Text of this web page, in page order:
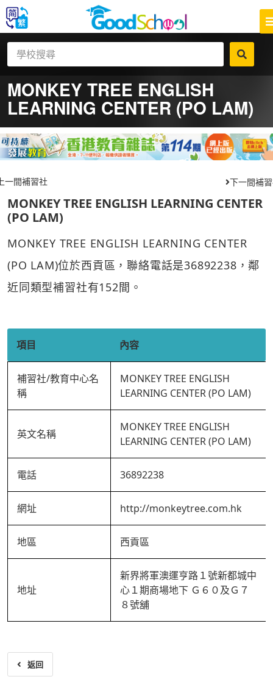
MONKEY TREE ENGLISH
LEARNING CENTER (PO LAM)
一間補習社 下一間補
MONKEY TREE ENGLISH LEARNING CENTER
(PO LAM)
MONKEY TREE ENGLISH LEARNING CENTER
(PO LAM)位於西貢區，聯絡電話是36892238，鄰
近同類型補習社有152間。
項目 內容
補習社/教育中心名
稱
MONKEY TREE ENGLISH
LEARNING CENTER (PO LAM)
英文名稱
MONKEY TREE ENGLISH
LEARNING CENTER (PO LAM)
電話 36892238
網址 http://monkeytree.com.hk
地區 西貢區
地址
新界將軍澳運亨路１號新都城中
心１期商場地下 Ｇ６０及Ｇ７
８號舖
返回